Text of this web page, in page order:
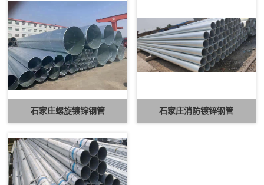
石家庄螺旋镀锌钢管 石家庄消防镀锌钢管